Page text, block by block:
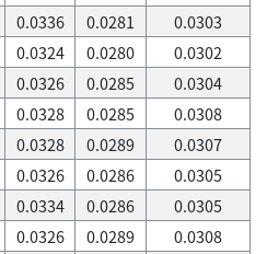
0.0336 0.0281
0.0303
0.0324 0.0280
0.0302
0.0326 0.0285
0.0304
0.0328 0.0285
0.0308
0.0328 0.0289
0.0307
0.0326 0.0286
0.0305
0.0334 0.0286
0.0305
0.0326 0.0289
0.0308